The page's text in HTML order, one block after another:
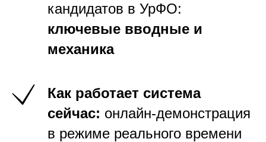
кандидатов в УрФО:
ключевые вводные и
механика
Как работает система
сейчас: онлайн-демонстрация
в режиме реального времени